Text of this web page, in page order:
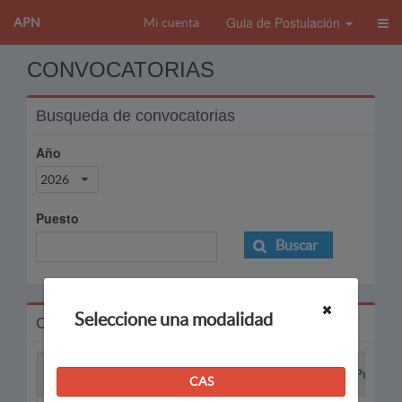
APN Mi cuenta Guia de Postulación
CONVOCATORIAS
Busqueda de convocatorias
Año
2026
Puesto
Buscar
Convocatorias
Puesto
Seleccione una modalidad
CAS